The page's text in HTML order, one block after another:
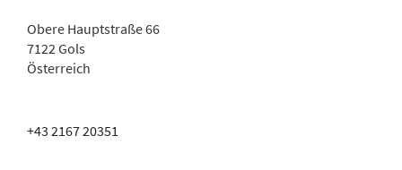
Obere Hauptstraße 66
7122Gols
Österreich
+43 2167 20351